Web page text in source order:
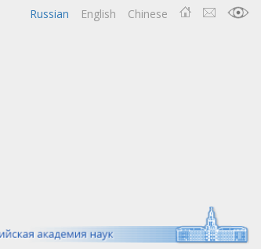
Chinese
English
Russian